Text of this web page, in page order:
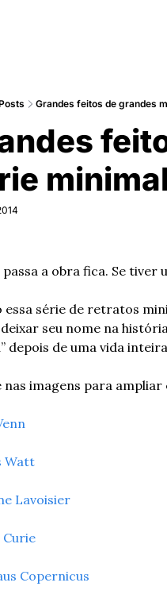
Grandes feitos de grandes
passa a obra fica. Se
essa série de retratos
seu nome na
depois de uma vida
nas imagens para ampliar
Watt
Lavoisier
Copernicus